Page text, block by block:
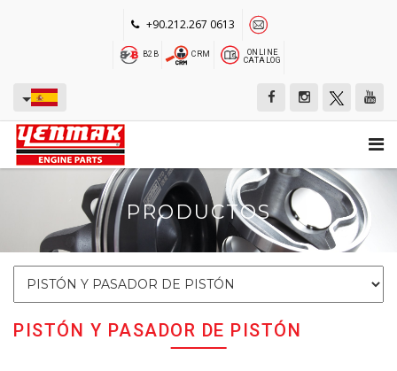
+90.212.267 0613
B2B CRM
ONLINE
CATALOG
PRODUCTOS
PISTÓN Y PASADOR DE PISTÓN